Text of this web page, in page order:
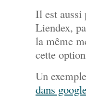
Il est aussi
Liendex,
la même
cette
Un
dans